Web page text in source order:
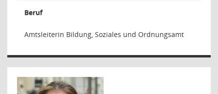
Beruf
Amtsleiterin Bildung, Soziales und Ordnungsamt